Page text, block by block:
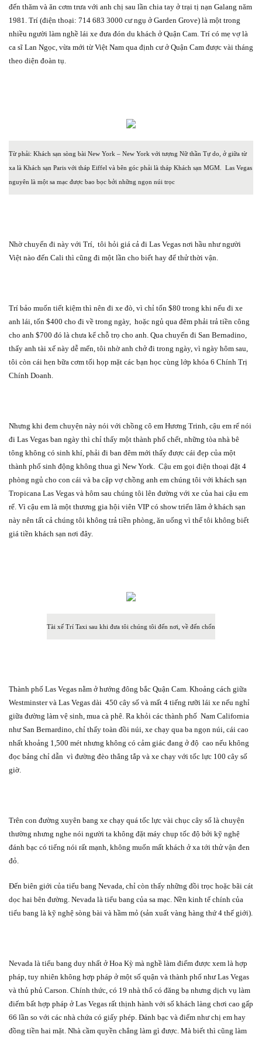
đến thăm và ăn cơm trưa với anh chị sau lần chia tay ở trại tị nạn Galang năm
1981. Trí (điện thoại: 714 683 3000 cư ngụ ở Garden Grove) là một trong
nhiều người làm nghề lái xe đưa đón du khách ở Quận Cam. Trí có mẹ vợ là
ca sĩ Lan Ngọc, vừa mới từ Việt Nam qua định cư ở Quận Cam được vài tháng
theo diện đoàn tụ.
Từ phải: Khách sạn sòng bài New York – New York với tượng Nữ thần Tự do, ở giữa từ
xa là Khách sạn Paris với tháp Eiffel và bên góc phải là tháp Khách sạn MGM. Las Vegas
nguyên là một sa mạc được bao bọc bởi những ngọn núi trọc
Nhờ chuyến đi này với Trí, tôi hỏi giá cả đi Las Vegas nơi hầu như người
Việt nào đến Cali thì cũng đi một lần cho biết hay để thử thời vận.
Trí bảo muốn tiết kiệm thì nên đi xe đò, vì chỉ tốn $80 trong khi nếu đi xe
anh lái, tốn $400 cho đi về trong ngày, hoặc ngủ qua đêm phải trả tiền công
cho anh $700 đó là chưa kể chỗ trọ cho anh. Qua chuyến đi San Bernadino,
thấy anh tài xế này dễ mến, tôi nhờ anh chở đi trong ngày, vì ngày hôm sau,
tôi còn cái hẹn bữa cơm tối họp mặt các bạn học cùng lớp khóa 6 Chính Trị
Chính Doanh.
Nhưng khi đem chuyện này nói với chồng cô em Hương Trinh, cậu em rể nói
đi Las Vegas ban ngày thì chỉ thấy một thành phố chết, những tòa nhà bê
tông không có sinh khí, phải đi ban đêm mới thấy được cái đẹp của một
thành phố sinh động không thua gì New York.
Cậu em gọi điện thoại đặt 4
phòng ngủ cho con cái và ba cặp vợ chồng anh em chúng tôi với khách sạn
Tropicana Las Vegas và hôm sau chúng tôi lên đường với xe của hai cậu em
rể. Vì cậu em là một thương gia hội viên VIP có show triển lãm ở khách sạn
này nên tất cả chúng tôi không trả tiền phòng, ăn uống vì thế tôi không biết
giá tiền khách sạn nơi đây.
Tài xế Trí Taxi sau khi đưa tôi chúng tôi đến nơi, về đến chốn
Thành phố Las Vegas nằm ở hướng đông bắc Quận Cam. Khoảng cách giữa
Westminster và Las Vegas dài 450 cây số và mất 4 tiếng rưỡi lái xe nếu nghỉ
giữa đường làm vệ sinh, mua cà phê. Ra khỏi các thành phố Nam California
như San Bernardino, chỉ thấy toàn đồi núi, xe chạy qua ba ngọn núi, cái cao
nhất khoảng 1,500 mét nhưng không có cảm giác đang ở độ cao nếu không
đọc bảng chỉ dẫn vì đường đèo thẳng tắp và xe chạy với tốc lực 100 cây số
giờ.
Trên con đường xuyên bang xe chạy quá tốc lực vài chục cây số là chuyện
thường nhưng nghe nói người ta không đặt máy chụp tốc độ bởi kỹ nghệ
đánh bạc có tiếng nói rất mạnh, không muốn mất khách ở xa tới thử vận đen
đỏ.
Đến biên giới của tiểu bang Nevada, chỉ còn thấy những đồi trọc hoặc bãi cát
dọc hai bên đường. Nevada là tiểu bang của sa mạc. Nền kinh tế chính của
tiểu bang là kỹ nghệ sòng bài và hầm mỏ (sản xuất vàng hàng thứ 4 thế giới).
Nevada là tiểu bang duy nhất ở Hoa Kỳ mà nghề làm điếm được xem là hợp
pháp, tuy nhiên không hợp pháp ở một số quận và thành phố như Las Vegas
và thủ phủ Carson. Chính thức, có 19 nhà thổ có đăng bạ nhưng dịch vụ làm
điếm bất hợp pháp ở Las Vegas rất thịnh hành với số khách làng chơi cao gấp
66 lần so với các nhà chứa có giấy phép. Đánh bạc và điếm như chị em hay
đồng tiền hai mặt. Nhà cầm quyền chẳng làm gì được. Mà biết thì cũng làm